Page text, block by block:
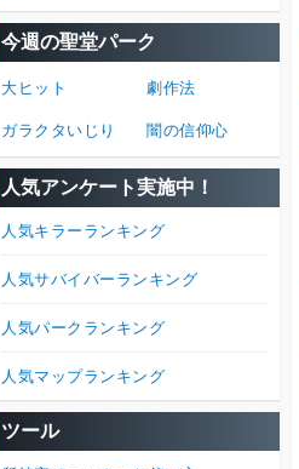
今週の聖堂パーク
大ヒット 劇作法
ガラクタいじり 闇の信仰心
人気アンケート実施中！
人気キラーランキング
人気サバイバーランキング
人気パークランキング
人気マップランキング
ツール